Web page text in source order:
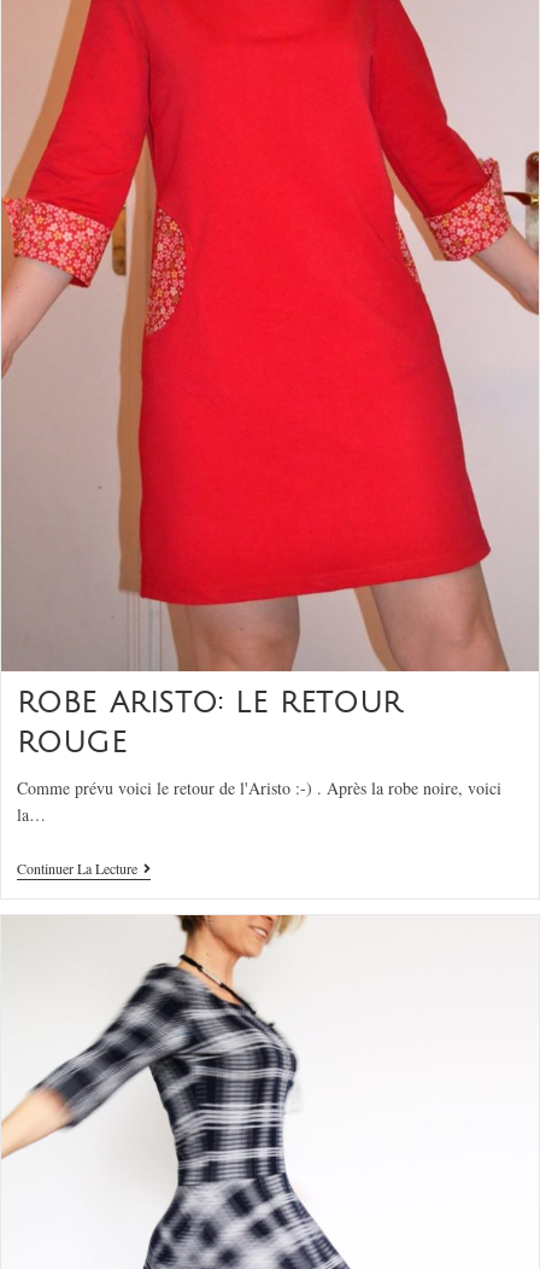
ROBE ARISTO: LE RETOUR
ROUGE
Comme prévu voici le retour de l'Aristo :-) . Après la robe noire, voici
la…
Continuer La Lecture